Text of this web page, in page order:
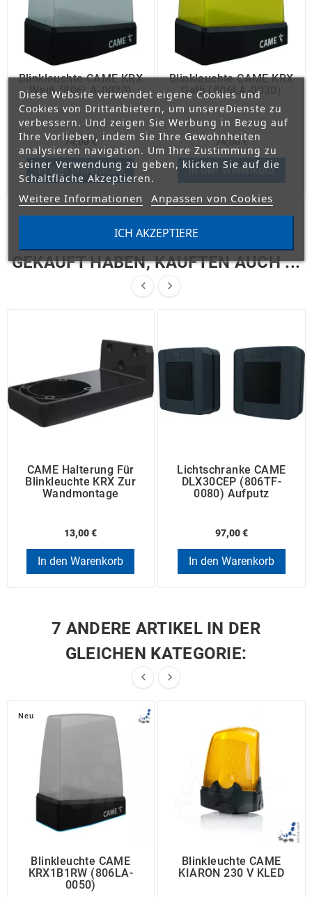
Blinkleuchte CAME KRX
Weiß (806LA-0020)
74,00 €
In den Warenkorb
Blinkleuchte CAME KRX
Gelb (806LA-0030)
74,00 €
In den Warenkorb
KUNDEN, DIE DIESEN ARTIKEL
GEKAUFT HABEN, KAUFTEN AUCH ...
 
CAME Halterung Für
Blinkleuchte KRX Zur
Wandmontage
13,00 €
In den Warenkorb
Lichtschranke CAME
DLX30CEP (806TF-
0080) Aufputz
97,00 €
In den Warenkorb
7 ANDERE ARTIKEL IN DER
GLEICHEN KATEGORIE:
 
Neu
Blinkleuchte CAME
KRX1B1RW (806LA-
0050)
Blinkleuchte CAME
KIARON 230 V KLED
Diese Website verwendet eigene Cookies und
Cookies von Drittanbietern, um unsereDienste zu
verbessern. Und zeigen Sie Werbung in Bezug auf
Ihre Vorlieben, indem Sie Ihre Gewohnheiten
analysieren navigation. Um Ihre Zustimmung zu
seiner Verwendung zu geben, klicken Sie auf die
Schaltfläche Akzeptieren.
Weitere Informationen Anpassen von Cookies
ICH AKZEPTIERE